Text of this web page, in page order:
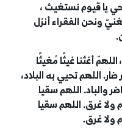
يا قيوم نستغيث ،
ونحن الفقراء أنزل
اللهمّ أغثنا غيثًا مُغيثًا
ضار. اللهم تحيي به البلاد،
والباد. اللهم سقيا
ولا غرق. اللهم سقيا
ولا غرق.